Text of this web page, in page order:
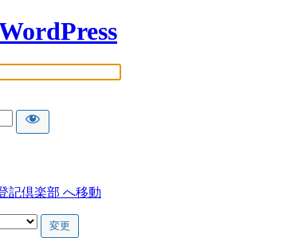
記倶楽部 へ移動